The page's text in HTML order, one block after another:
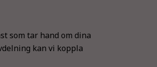
som tar hand om dina
kan vi koppla